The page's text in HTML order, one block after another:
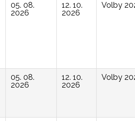
05. 08.
2026
12. 10.
2026
Volby
05. 08.
2026
12. 10.
2026
Volby